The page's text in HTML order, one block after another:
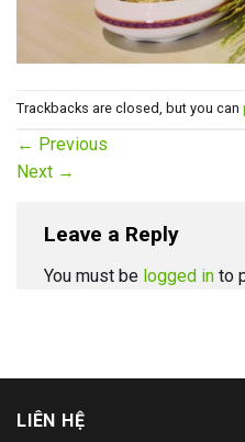
Trackbacks are closed, but you can
← Previous
Next →
Leave a Reply
You must be logged in to
LIÊN HỆ